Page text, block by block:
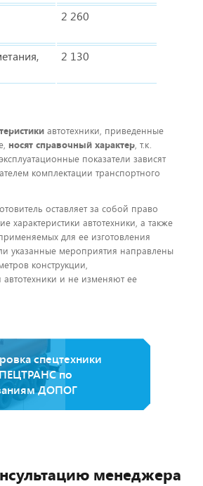
2 260
2 130
автотехники, приведенные
носят справочный характер, т.к.
показатели зависят
комплектации транспортного
оставляет за собой право
характеристики автотехники, а также
для ее изготовления
указанные мероприятия направлены
конструкции,
автотехники и не изменяют ее
спецтехники
по
ДОПОГ
менеджера